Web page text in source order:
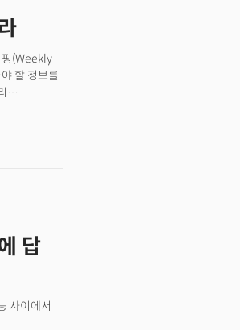
핑(Weekly
할 정보를
볼까요?
답
사이에서